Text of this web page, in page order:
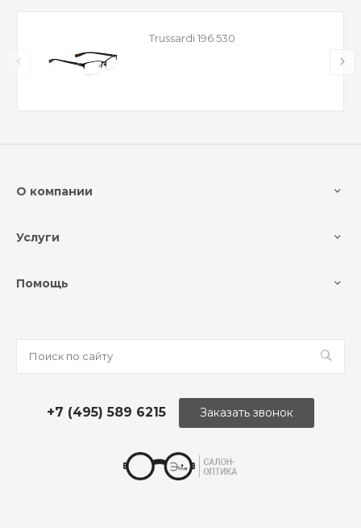
Trussardi 196 530
О компании
Услуги
Помощь
+7 (495) 589 6215 Заказать звонок